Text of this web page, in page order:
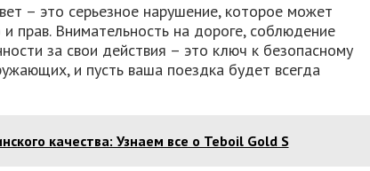
– это серьезное нарушение, которое может
прав. Внимательность на дороге, соблюдение
за свои действия – это ключ к безопасному
и пусть ваша поездка будет всегда
качества: Узнаем все о Teboil Gold S